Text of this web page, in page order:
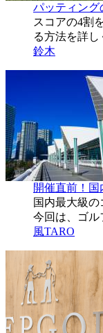
パッティング
スコアの4割
る方法を詳
鈴木
開催直前！
国内最大級
今回は、ゴ
風TARO